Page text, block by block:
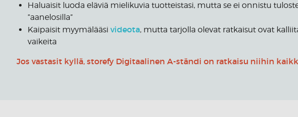
Haluaisit luoda eläviä mielikuvia tuotteistasi, mutta se ei onnistu
”aanelosilla”
Kaipaisit myymälääsivideota, mutta tarjolla olevat ratkaisut ovat
vaikeita
Jos vastasit kyllä, storefy Digitaalinen A-ständi on ratkaisu niihin